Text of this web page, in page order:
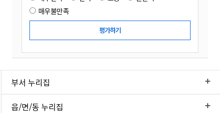
매우불만족
부서 누리집
읍/면/동 누리집